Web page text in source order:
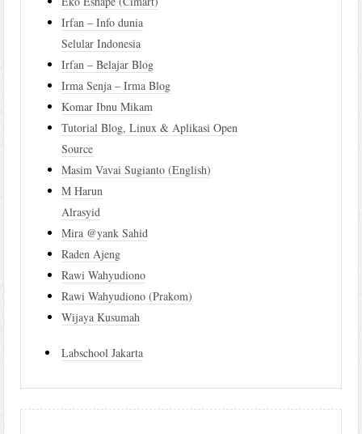
Irfan – Info dunia
Selular Indonesia
Irfan – Belajar Blog
Irma Senja – Irma Blog
Komar Ibnu Mikam
Tutorial Blog, Linux & Aplikasi Open
Source
Masim Vavai Sugianto (English)
M Harun
Alrasyid
Mira @yank Sahid
Raden Ajeng
Rawi Wahyudiono
Rawi Wahyudiono (Prakom)
Wijaya Kusumah
Labschool Jakarta